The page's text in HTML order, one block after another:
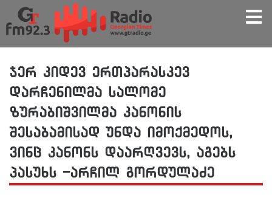
ჯერ კიდევ ერთპარასკევ
დარჩენილმა სალომე
ზურაბიშვილმა კანონის
შესაბამისად უნდა იმოქმედოს,
ვინც კანონს დაარღვევს, აგებს
პასუხს -არჩილ გორდულაძე